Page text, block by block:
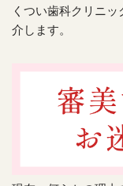
くつい歯科クリニ
介します。